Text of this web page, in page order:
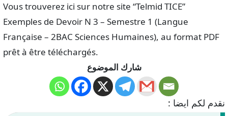
Vous trouverez ici sur notre site “Telmid TICE”
Exemples de Devoir N 3 – Semestre 1 (Langue
Française – 2BAC Sciences Humaines), au format PDF
prêt à être téléchargés.
شارك الموضوع
نقدم لكم ايضا :